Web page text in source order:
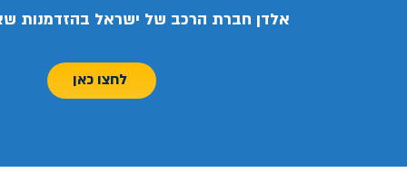
אלדן חברת הרכב של ישראל בהזדמנות
לחצו כאן